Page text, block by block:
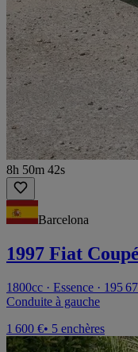
8h 50m 42s
Barcelona
1997 Fiat
1800cc · Essence · 195
Conduite à gauche
1 600 €• 5 enchères